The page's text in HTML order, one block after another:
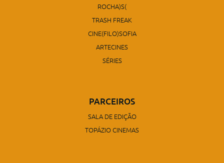
ROCHA)S(
TRASH FREAK
CINE(FILO)SOFIA
ARTECINES
SÉRIES
PARCEIROS
SALA DE EDIÇÃO
TOPÁZIO CINEMAS